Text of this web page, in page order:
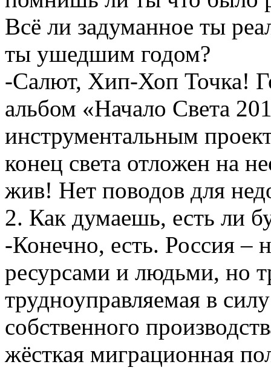
Всё ли задуманное ты
ты ушедшим годом?
-Салют, Хип-Хоп Точка!
альбом «Начало Света
инструментальным
конец света отложен на
жив! Нет поводов для
2. Как думаешь, есть ли
-Конечно, есть. Россия –
ресурсами и людьми, но
трудноуправляемая в
собственного
жёсткая миграционная